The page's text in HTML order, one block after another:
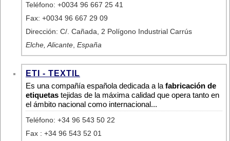
Teléfono: +0034 96 667 25 41
Fax: +0034 96 667 29 09
Dirección: C/. Cañada, 2 Polígono Industrial Carrús
Elche, Alicante España
ETI - TEXTIL
Es una compañía española dedicada a la fabricación de
etiquetas tejidas de la máxima calidad que opera tanto en
el ámbito nacional como internacional...
Teléfono: +34 96 543 50 22
Fax : +34 96 543 52 01